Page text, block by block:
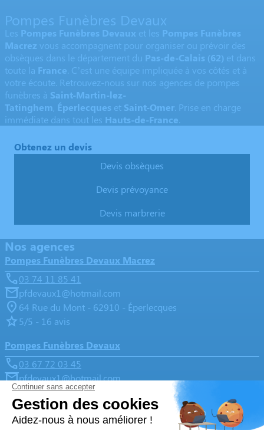
Pompes Funèbres Devaux
Les Pompes Funèbres Devaux et les Pompes Funèbres
Macrez vous accompagnent pour organiser ou prévoir des
obsèques dans le département du Pas-de-Calais (62) et dans
toute la France . C’est une équipe impliquée à vos côtés et à
votre écoute. Retrouvez-nous sur nos agences de pompes
funèbres à Saint-Martin-lez-
Tatinghem, Éperlecques et Saint-Omer . Prise en charge
immédiate dans tout les Hauts-de-France
Obtenez un devis
Devis obsèques
Devis prévoyance
Devis marbrerie
Nos agences
Pompes Funèbres Devaux Macrez
03 74 11 85 41
pfdevaux1@hotmail.com
64 Rue du Mont - 62910 - Éperlecques
5/5 - 16 avis
Pompes Funèbres Devaux
03 67 72 03 45
pfdevaux1@hotmail.com
13 Place Cotillon Belin (A côté de la mairie) - 62500 -
Saint-Martin-lez-Tatinghem
5/5 - 193 avis